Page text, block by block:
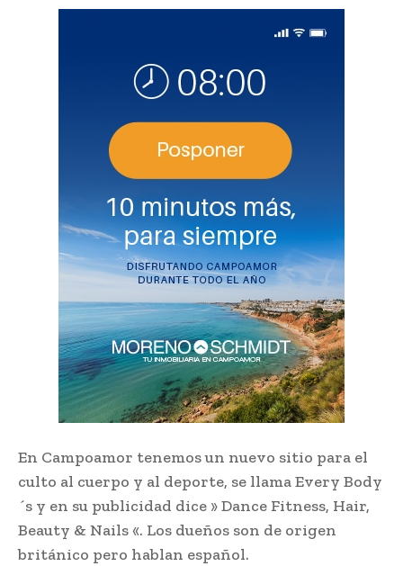
En Campoamor tenemos un nuevo sitio para el
culto al cuerpo y al deporte, se llama Every Body
´s y en su publicidad dice » Dance Fitness, Hair,
Beauty & Nails «. Los dueños son de origen
británico pero hablan español.